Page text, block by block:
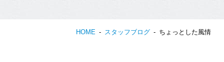
HOME スタッフブログ ちょっとした風情